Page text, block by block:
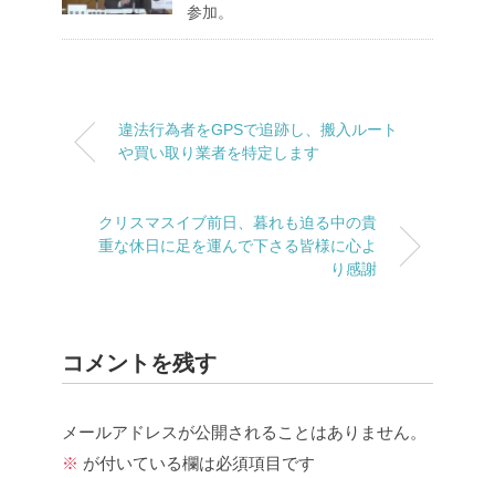
参加。
違法行為者をGPSで追跡し、搬入ルート
や買い取り業者を特定します
クリスマスイブ前日、暮れも迫る中の貴
重な休日に足を運んで下さる皆様に心よ
り感謝
コメントを残す
メールアドレスが公開されることはありません。
※ が付いている欄は必須項目です